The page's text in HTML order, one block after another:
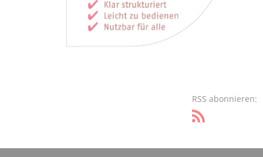
RSS abonnieren: